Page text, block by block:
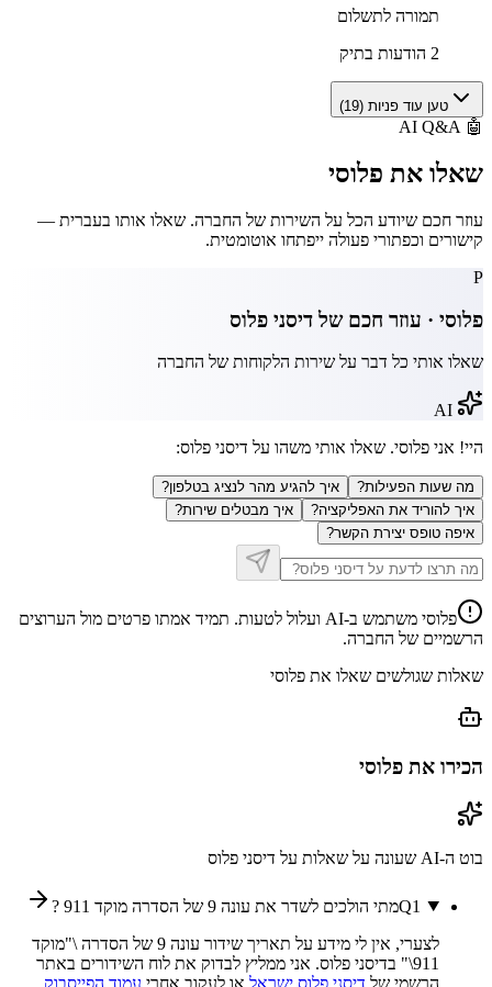
תמורה לתשלום
2 הודעות בתיק
טען עוד פניות (19
)
🤖
AI Q&A
שאלו את פלוסי
עוזר חכם שיודע הכל על השירות של החברה. שאלו אותו בעברית —
קישורים וכפתורי פעולה ייפתחו אוטומטית.
P
פלוסי · עוזר חכם שלדיסני פלוס
שאלו אותי כל דבר על שירות הלקוחות של החברה
היי! אני פלוסי. שאלו אותי משהו על דיסני פלוס:
מה שעות הפעילות?
איך להגיע מהר לנציג בטלפון?
איך להוריד את האפליקציה?
איך מבטלים שירות?
איפה טופס יצירת הקשר?
פלוסי משתמש ב-AI ועלול לטעות. תמיד אמתו פרטים מול הערוצים
הרשמיים של החברה.
שאלות שגולשים שאלו את פלוסי
הכירו את פלוסי
בוט ה-AI שעונה על שאלות על דיסני פלוס
Q1
מתי הולכים לשדר את עונה 9 של הסדרה מוקד 911 ?
לצערי, אין לי מידע על תאריך שידור עונה 9 של הסדרה \"מוקד
911\" בדיסני פלוס. אני ממליץ לבדוק את לוח השידורים באתר
הרשמי של דיסני פלוס ישראל או לעקוב אחרי עמוד הפייסבוק